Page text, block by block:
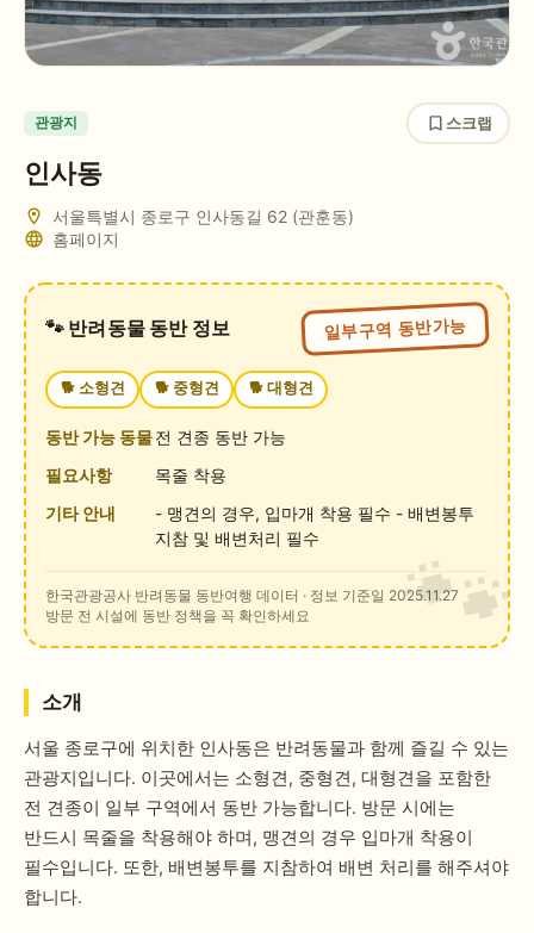
관광지 스크랩
인사동
서울특별시 종로구 인사동길 62 (관훈동)
홈페이지
🐾 반려동물 동반 정보 일부구역 동반가능
🐕 소형견 🐕 중형견 🐕 대형견
동반 가능 동물전 견종 동반 가능
필요사항
목줄 착용
기타 안내
- 맹견의 경우, 입마개 착용 필수 - 배변봉투
지참 및 배변처리 필수
한국관광공사 반려동물 동반여행 데이터 · 정보 기준일 2025.11.27
방문 전 시설에 동반 정책을 꼭 확인하세요
소개
서울 종로구에 위치한 인사동은 반려동물과 함께 즐길 수 있는
관광지입니다. 이곳에서는 소형견, 중형견, 대형견을 포함한
전 견종이 일부 구역에서 동반 가능합니다. 방문 시에는
반드시 목줄을 착용해야 하며, 맹견의 경우 입마개 착용이
필수입니다. 또한, 배변봉투를 지참하여 배변 처리를 해주셔야
합니다.